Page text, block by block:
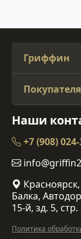
Гриффин
Наши
+7 (908)
Балка,
15-й, зд. 5, стр.
Политика